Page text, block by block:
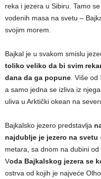
reka i jezera u Sibiru. Tamo
vodenih masa na svetu –
svojim morem.
Bajkal je u svakom smislu
toliko veliko da bi svim
dana da ga popune . Više
a samo jedna se izliva iz
uliva u Arktički okean na
Bajkalsko jezero predstavlja
najdublje je jezero na svetu
metara, sa dnom na dubini
Voda Bajkalskog jezera se
ostrva od kojih je najveće